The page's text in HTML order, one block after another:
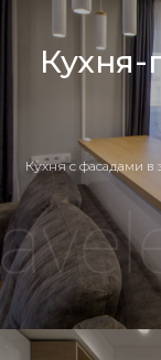
Кухня-
Кухня c фасадами